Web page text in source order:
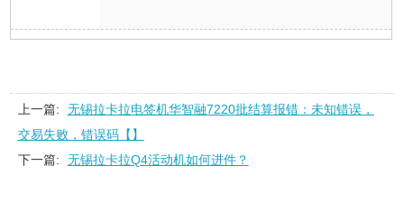
上一篇:
无锡拉卡拉电签机华智融7220批结算报错：未知错误，
交易失败，错误码【】
下一篇:
无锡拉卡拉Q4活动机如何进件？